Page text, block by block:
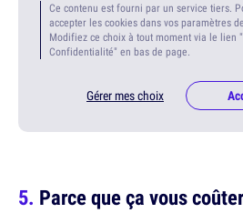
Ce contenu est fourni par un service tiers.
accepter les cookies dans vos paramètres
Modifiez ce choix à tout moment via le lien
Confidentialité" en bas de page.
Gérer mes choix
Parce que ça vous